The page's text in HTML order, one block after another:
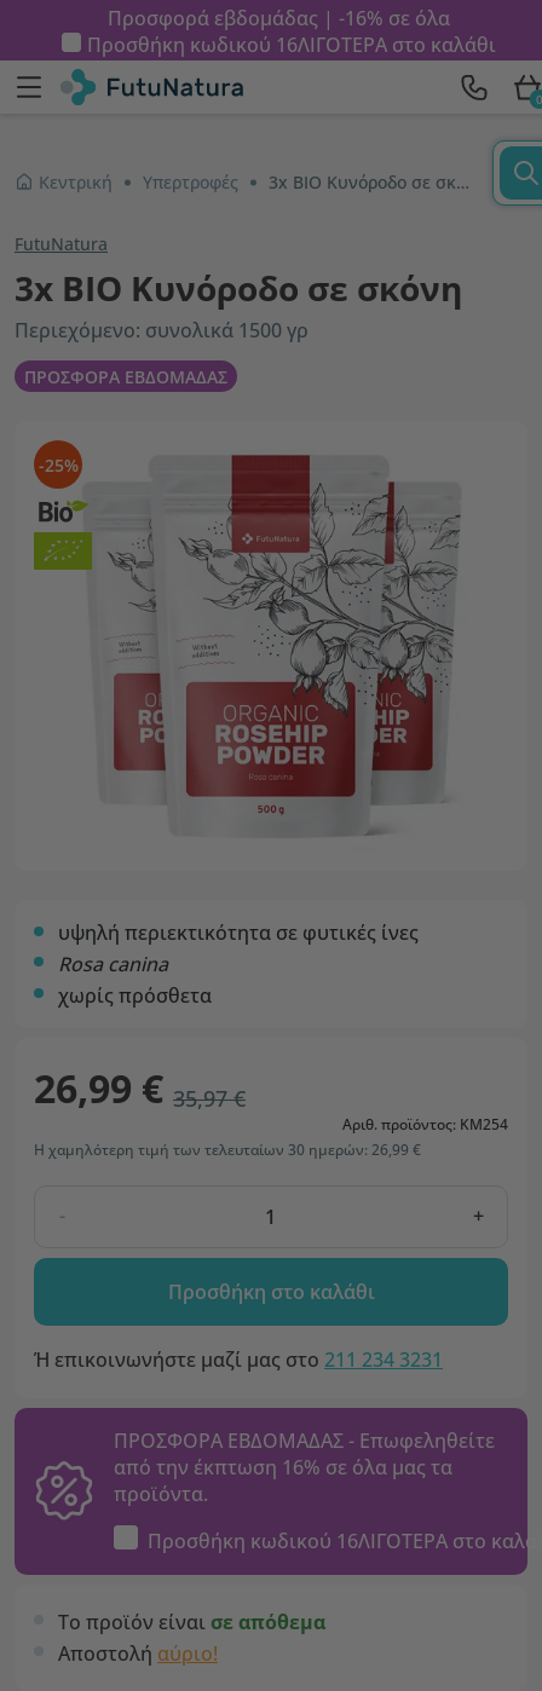
Προσφορά εβδομάδας | -16% σε όλα
Προσθήκη κωδικού 16ΛΙΓΟΤΕΡΑστο καλάθι
0
Κεντρική Υπερτροφές 3x BIO Κυνόροδο σε σκόνη
FutuNatura
3x BIO Κυνόροδο σε σκόνη
Περιεχόμενο: συνολικά 1500 γρ
ΠΡΟΣΦΟΡΑ ΕΒΔΟΜΑΔΑΣ
-25%
υψηλή περιεκτικότητα σε φυτικές ίνες
Rosa canina
χωρίς πρόσθετα
26,99 € 35,97 €
Αριθ. προϊόντος: KM254
Η χαμηλότερη τιμή των τελευταίων 30 ημερών: 26,99 €
- +
Προσθήκη στο καλάθι
Ή επικοινωνήστε μαζί μας στο 211 234 3231
ΠΡΟΣΦΟΡΑ ΕΒΔΟΜΑΔΑΣ - Επωφεληθείτε
από την έκπτωση 16% σε όλα μας τα
προϊόντα.
Προσθήκη κωδικού 16ΛΙΓΟΤΕΡΑ στο
Το προϊόν είναι σε απόθεμα
Αποστολή αύριο!